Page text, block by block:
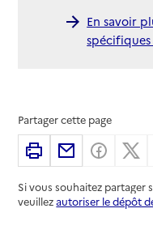
En savoir
Partager cette page
ImprimerPartager par
Si vous souhaitez partager
veuillezautoriser le dépôt